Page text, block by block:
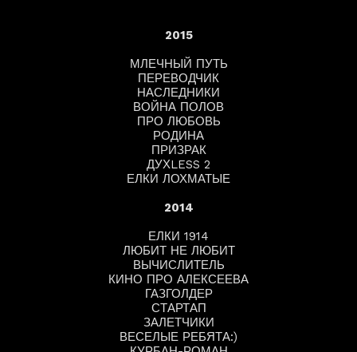
2015
МЛЕЧНЫЙ ПУТЬ
ПЕРЕВОДЧИК
НАСЛЕДНИКИ
ВОЙНА ПОЛОВ
ПРО ЛЮБОВЬ
РОДИНА
ПРИЗРАК
ДУХLESS 2
ЕЛКИ ЛОХМАТЫЕ
2014
ЕЛКИ 1914
ЛЮБИТ НЕ ЛЮБИТ
ВЫЧИСЛИТЕЛЬ
КИНО ПРО АЛЕКСЕЕВА
ГАЗГОЛДЕР
СТАРТАП
ЗАЛЕТЧИКИ
ВЕСЕЛЫЕ РЕБЯТА:)